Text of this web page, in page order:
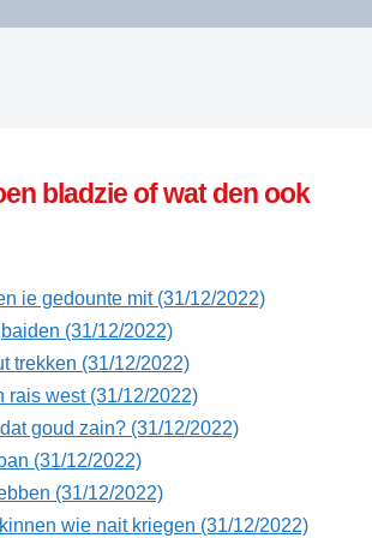
STRIPS
SPREUKEN
bladzie of wat den ook
ie gedounte mit (31/12/2022)
(31/12/2022)
trekken (31/12/2022)
rais west (31/12/2022)
goud zain? (31/12/2022)
(31/12/2022)
(31/12/2022)
wie nait kriegen (31/12/2022)